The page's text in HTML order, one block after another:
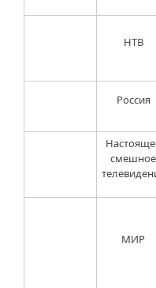
НТВ
Россия
смешное
МИР